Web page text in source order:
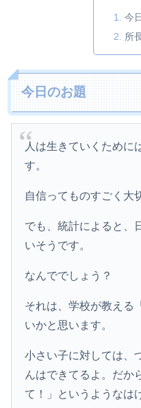
今
所
今日のお題
人は生きていくために
す。
自信ってものすごく大
でも、統計によると、
いそうです。
なんででしょう？
それは、学校が教える
いかと思います。
小さい子に対しては、
んはできてるよ。だか
て！」というようなは